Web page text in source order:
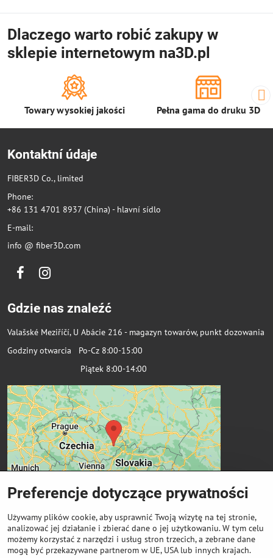
Dlaczego warto robić zakupy w
sklepie internetowym na3D.pl
Towary wysokiej jakości Pełna gama do druku 3D
Kontaktní údaje
FIBER3D Co., limited
Phone:
+86 131 4701 8937 (China) - hlavní sídlo
E-mail:
info @ fiber3D.com
FacebookInstagram
Gdzie nas znaleźć
Valašské Meziříčí, U Abácie 216 - magazyn towarów, punkt dozowania
Godziny otwarcia Po-Cz 8:00-15:00
Piątek 8:00-14:00
Ważne linki
Preferencje dotyczące prywatności
Używamy plików cookie, aby usprawnić Twoją wizytę na tej stronie,
analizować jej działanie i zbierać dane o jej użytkowaniu. W tym celu
możemy korzystać z narzędzi i usług stron trzecich, a zebrane dane
mogą być przekazywane partnerom w UE, USA lub innych krajach.